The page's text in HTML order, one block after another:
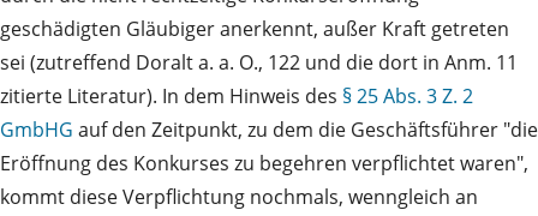
geschädigten Gläubiger anerkennt, außer Kraft getreten
sei (zutreffend Doralt a. a. O., 122 und die dort in Anm. 11
zitierte Literatur). In dem Hinweis des § 25 Abs. 3 Z. 2
GmbHG auf den Zeitpunkt, zu dem die Geschäftsführer "die
Eröffnung des Konkurses zu begehren verpflichtet waren",
kommt diese Verpflichtung nochmals, wenngleich an